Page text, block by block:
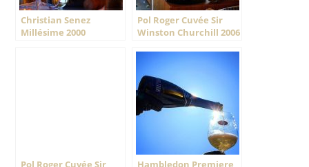
Christian Senez
Millésime 2000
Pol Roger Cuvée Sir
Winston Churchill 2006
Pol Roger Cuvée Sir
Hambledon Premiere